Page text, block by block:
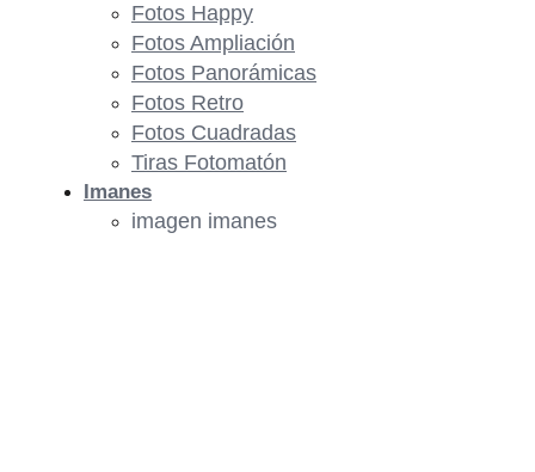
Fotos Happy
Fotos Ampliación
Fotos Panorámicas
Fotos Retro
Fotos Cuadradas
Tiras Fotomatón
Imanes
imagen imanes